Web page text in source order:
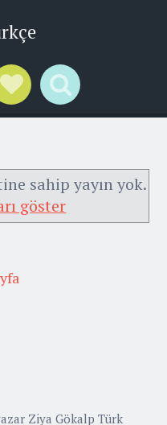
Social Links
Search
sahip yayın yok.
göster
Ziya Gökalp Türk